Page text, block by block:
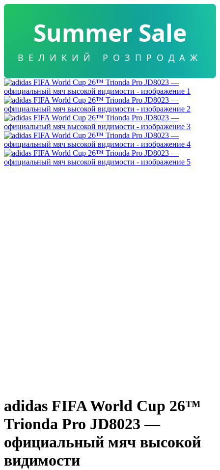
Summer Sale
ВЕЛИКИЙ РОЗПРОДАЖ
adidas FIFA World Cup 26™
Trionda Pro JD8023 —
официальный мяч высокой
видимости